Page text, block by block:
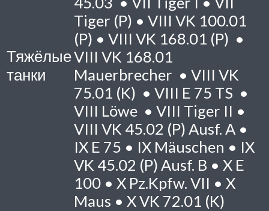
Тяжёлые
танки
Tiger (P) • VIII VK 100.01
(P) • VIII VK 168.01 (P) •
VIII VK 168.01
Mauerbrecher • VIII VK
75.01 (K) • VIII E 75 TS •
VIII Löwe • VIII Tiger II •
VIII VK 45.02 (P) Ausf. A •
IX E 75 • IX Mäuschen • IX
VK 45.02 (P) Ausf. B • X E
100 • X Pz.Kpfw. VII • X
Maus • XVK 72.01 (K)